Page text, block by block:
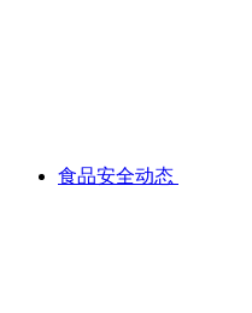
食品安全动态